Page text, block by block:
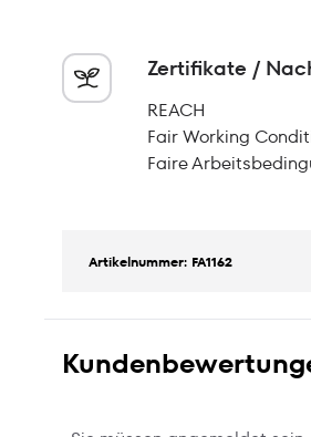
Zertifikate /
REACH
Fair Working
Faire
Artikelnummer: FA1162